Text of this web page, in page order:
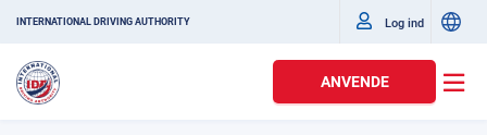
INTERNATIONAL DRIVING AUTHORITY Log ind
ANVENDE